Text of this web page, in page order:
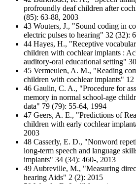
profroundly deaf children after
(85): 63-88, 2003
43 Wouters, J., "Sound coding in
electric pulses to hearing" 32 (32):
44 Hayes, H., "Receptive
children with cochlear implants :
auditory-oral educational setting"
45 Vermeulen, A. M., "Reading
children with cochlear implants"
46 Gaulin, C. A., "Procedure for
memory in normal school-age
data" 79 (79): 55-64, 1994
47 Geers, A. E., "Predictions of
children with early cochlear
2003
48 Casserly, E. D., "Nonword
long-term speech and language
implants" 34 (34): 460-, 2013
49 Aubreville, M., "Measuring
hearing Aids" 2 (2): 2015